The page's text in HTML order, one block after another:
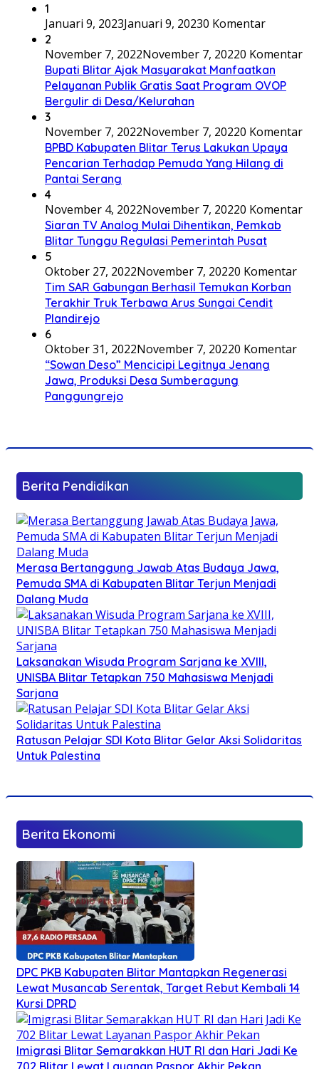
1
Januari 9, 2023Januari 9, 20230 Komentar
2
November 7, 2022November 7, 20220 Komentar
Bupati Blitar Ajak Masyarakat Manfaatkan
Pelayanan Publik Gratis Saat Program OVOP
Bergulir di Desa/Kelurahan
3
November 7, 2022November 7, 20220 Komentar
BPBD Kabupaten Blitar Terus Lakukan Upaya
Pencarian Terhadap Pemuda Yang Hilang di
Pantai Serang
4
November 4, 2022November 7, 20220 Komentar
Siaran TV Analog Mulai Dihentikan, Pemkab
Blitar Tunggu Regulasi Pemerintah Pusat
5
Oktober 27, 2022November 7, 20220 Komentar
Tim SAR Gabungan Berhasil Temukan Korban
Terakhir Truk Terbawa Arus Sungai Cendit
Plandirejo
6
Oktober 31, 2022November 7, 20220 Komentar
“Sowan Deso” Mencicipi Legitnya Jenang
Jawa, Produksi Desa Sumberagung
Panggungrejo
Berita Pendidikan
Merasa Bertanggung Jawab Atas Budaya Jawa,
Pemuda SMA di Kabupaten Blitar Terjun Menjadi
Dalang Muda
Laksanakan Wisuda Program Sarjana ke XVIII,
UNISBA Blitar Tetapkan 750 Mahasiswa Menjadi
Sarjana
Ratusan Pelajar SDI Kota Blitar Gelar Aksi Solidaritas
Untuk Palestina
Berita Ekonomi
DPC PKB Kabupaten Blitar Mantapkan Regenerasi
Lewat Musancab Serentak, Target Rebut Kembali 14
Kursi DPRD
Imigrasi Blitar Semarakkan HUT RI dan Hari Jadi Ke
702 Blitar Lewat Layanan Paspor Akhir Pekan